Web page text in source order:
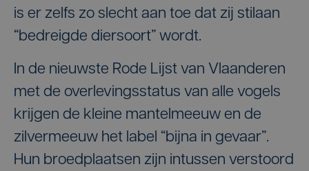
is er zelfs zo slecht aan toe dat zij stilaan
“bedreigde diersoort” wordt.
In de nieuwste Rode Lijst van Vlaanderen
met de overlevingsstatus van alle vogels
krijgen de kleine mantelmeeuw en de
zilvermeeuw het label “bijna in gevaar”.
Hun broedplaatsen zijn intussen verstoord